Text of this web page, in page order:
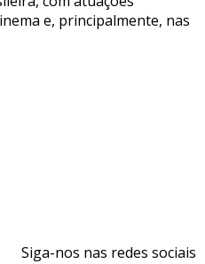
e, principalmente, nas
Siga-nos nas redes sociais